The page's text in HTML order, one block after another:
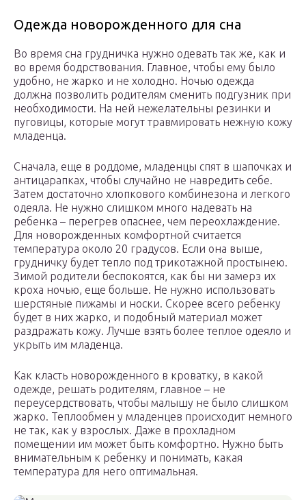
Одежда новорожденного для сна
Во время сна грудничка нужно одевать так же, как и
во время бодрствования. Главное, чтобы ему было
удобно, не жарко и не холодно. Ночью одежда
должна позволить родителям сменить подгузник при
необходимости. На ней нежелательны резинки и
пуговицы, которые могут травмировать нежную кожу
младенца.
Сначала, еще в роддоме, младенцы спят в шапочках и
антицарапках, чтобы случайно не навредить себе.
Затем достаточно хлопкового комбинезона и легкого
одеяла. Не нужно слишком много надевать на
ребенка – перегрев опаснее, чем переохлаждение.
Для новорожденных комфортной считается
температура около 20 градусов. Если она выше,
грудничку будет тепло под трикотажной простынею.
Зимой родители беспокоятся, как бы ни замерз их
кроха ночью, еще больше. Не нужно использовать
шерстяные пижамы и носки. Скорее всего ребенку
будет в них жарко, и подобный материал может
раздражать кожу. Лучше взять более теплое одеяло и
укрыть им младенца.
Как класть новорожденного в кроватку, в какой
одежде, решать родителям, главное – не
переусердствовать, чтобы малышу не было слишком
жарко. Теплообмен у младенцев происходит немного
не так, как у взрослых. Даже в прохладном
помещении им может быть комфортно. Нужно быть
внимательным к ребенку и понимать, какая
температура для него оптимальная.